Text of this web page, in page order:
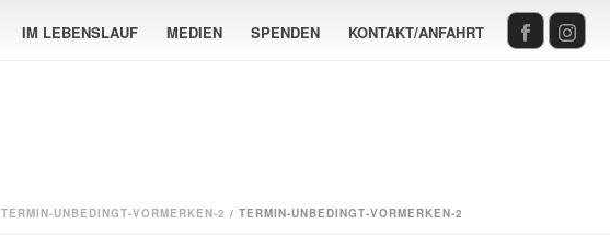
IM LEBENSLAUF MEDIEN SPENDEN KONTAKT/ANFAHRT
TERMIN-UNBEDINGT-VORMERKEN-2 / TERMIN-UNBEDINGT-VORMERKEN-2